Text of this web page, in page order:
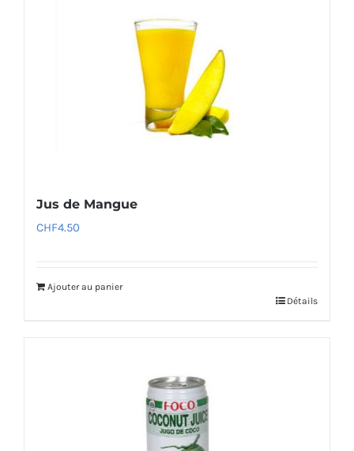
Jus de Mangue
CHF4.50
Ajouter au panier
Détails